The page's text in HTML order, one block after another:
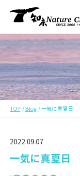
TOP Blog 一気に真夏日
2022.09.07
一気に真夏日